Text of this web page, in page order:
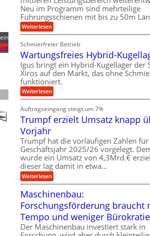
e
n
b
e
w
e
g
n
e
n
i
v
e
u
n
d
M
a
s
c
h
i
n
e
b
a
u
W
e
r
k
z
e
u
k
r
e
s
l
a
f
Neu im Programm sind mehrteilige
Führungsschienen mit bis zu 50m
Weiterlesen:
K
g
e
l
s
c
h
i
e
n
e
n
r
u
n
g
e
n
B
S
C
L
e
i
t
Schmierfreier Betrieb
Wartungsfreies Hybrid-
Igus bringt ein Hybrid-Kugellager der
Xiros auf den Markt, das ohne
funktioniert.
Weiterlesen:
W
r
t
g
s
f
r
e
i
e
H
b
r
i
d
Auftragseingang steigt um 7%
Trumpf erzielt Umsatz knapp
Vorjahr
Trumpf hat die vorläufigen Zahlen für
Geschäftsjahr 2025/26 vorgelegt.
wurde ein Umsatz von 4,3Mrd.€
dieser lag damit in etwa…
Weiterlesen:
T
u
m
p
f
e
r
Maschinenbau:
Forschungsförderung braucht
Tempo und weniger Bürokratie
Der Maschinenbau investiert stark in